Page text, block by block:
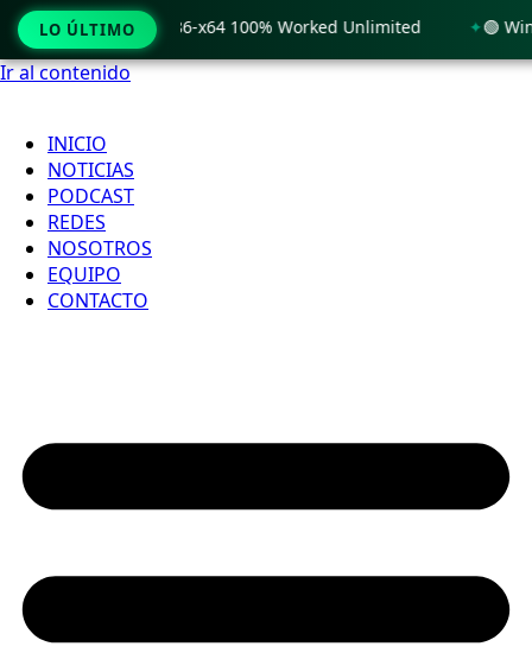
Ir al contenido
INICIO
NOTICIAS
PODCAST
REDES
NOSOTROS
EQUIPO
CONTACTO
LO ÚLTIMO
11 x86-x64 100% Worked Unlimited 🟢 WinRAR